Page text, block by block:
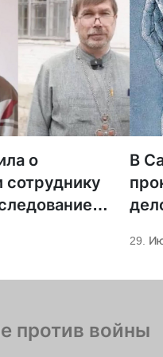
о
сотруднику
В
29.
против войны